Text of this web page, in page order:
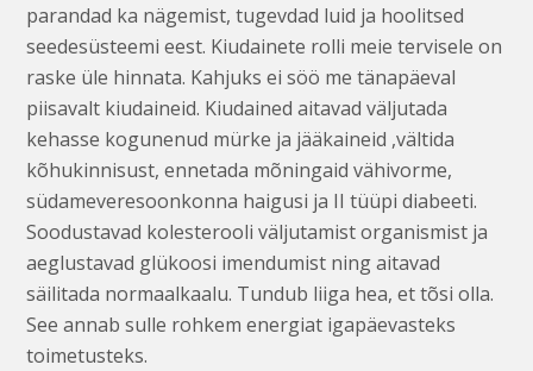
parandad ka nägemist, tugevdad luid ja hoolitsed
seedesüsteemi eest. Kiudainete rolli meie tervisele on
raske üle hinnata. Kahjuks ei söö me tänapäeval
piisavalt kiudaineid. Kiudained aitavad väljutada
kehasse kogunenud mürke ja jääkaineid ,vältida
kõhukinnisust, ennetada mõningaid vähivorme,
südameveresoonkonna haigusi ja II tüüpi diabeeti.
Soodustavad kolesterooli väljutamist organismist ja
aeglustavad glükoosi imendumist ning aitavad
säilitada normaalkaalu. Tundub liiga hea, et tõsi olla.
See annab sulle rohkem energiat igapäevasteks
toimetusteks.